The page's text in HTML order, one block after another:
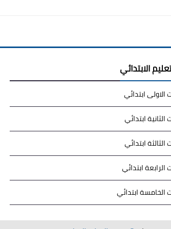
الابتدائي
الاولى ابتدائي
الثانية ابتدائي
الثالثة ابتدائي
الرابعة ابتدائي
الخامسة ابتدائي